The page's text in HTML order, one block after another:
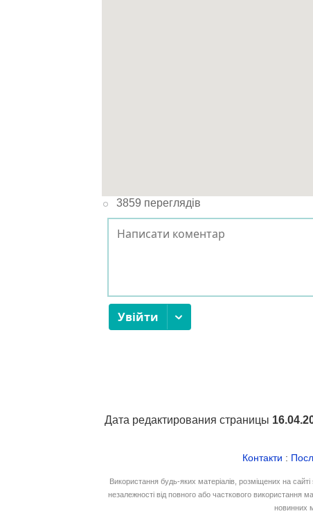
3859 переглядів
Дата редактирования страницы
Контакти :
Використання будь-яких матеріалів, розміщених на
незалежності від повного або часткового використання
новинних